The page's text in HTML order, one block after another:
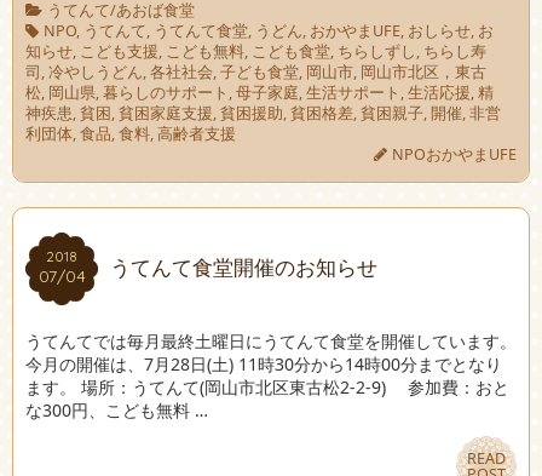
うてんて/あおば食堂
NPO, うてんて, うてんて食堂, うどん, おかやまUFE, おしらせ, お
知らせ, こども支援, こども無料, こども食堂, ちらしずし, ちらし寿
司,冷やしうどん,各社社会,子ども食堂, 岡山市, 岡山市北区，東古
松, 岡山県,暮らしのサポート ,母子家庭,生活サポート ,生活応援,精
神疾患,貧困,貧困家庭支援,貧困援助,貧困格差,貧困親子, 開催,非営
利団体,食品,食料,高齢者支援
NPOおかやまUFE
2018
07/04
2018
07/04 うてんて食堂開催のお知らせ
うてんてでは毎月最終土曜日にうてんて食堂を開催しています。
今月の開催は、7月28日(土) 11時30分から14時00分までとなり
ます。 場所：うてんて(岡山市北区東古松2-2-9) 参加費：おと
な300円、こども無料 …
READ
READ